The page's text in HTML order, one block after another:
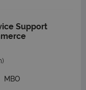
Support
MBO